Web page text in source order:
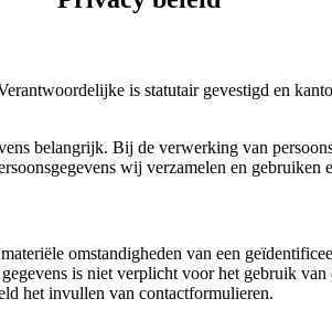
is statutair gevestigd en
belangrijk. Bij de verwerking van
wij verzamelen en
omstandigheden van een
is niet verplicht voor het gebruik
het invullen van contactformulieren.